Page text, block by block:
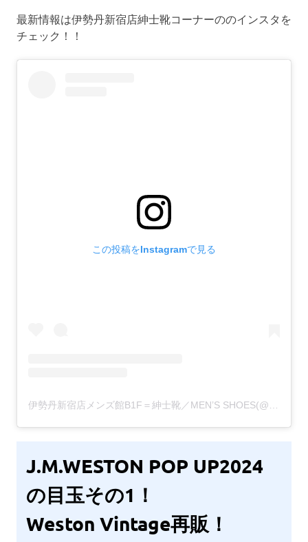
最新情報は伊勢丹新宿店紳士靴コーナーののインスタを
チェック！！
この投稿をInstagramで見る
J.M.WESTON POP UP2024
の目玉その1！
Weston Vintage再販！